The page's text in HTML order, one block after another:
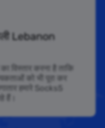
Lebanon
विस्तार करना है ताकि
को भी पूरा कर
हमारे Socks5
हैं।